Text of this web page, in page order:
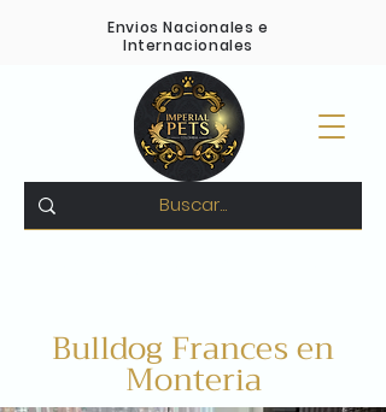
Envios Nacionales e
Internacionales
Bulldog Frances en
Monteria